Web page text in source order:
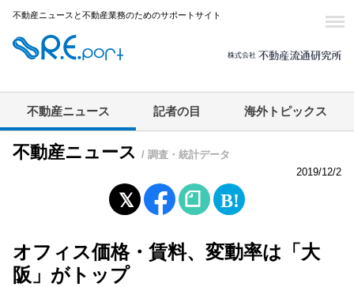
不動産ニュースと不動産業務のためのサポートサイト
不動産ニュース 記者の目 海外トピックス
不動産ニュース / 調査・統計データ
2019/12/2
オフィス価格・賃料、変動率は「大
阪」がトップ